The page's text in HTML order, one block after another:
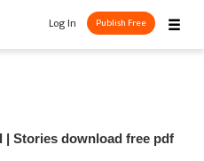
☰
Log In Publish Free
| Stories download free pdf